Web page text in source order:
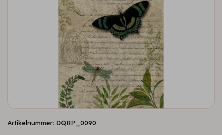
Artikelnummer: DQRP_0090